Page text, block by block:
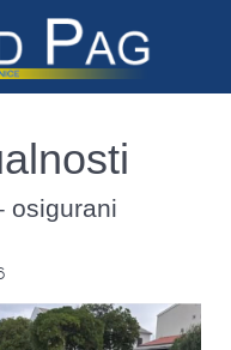
osigurani